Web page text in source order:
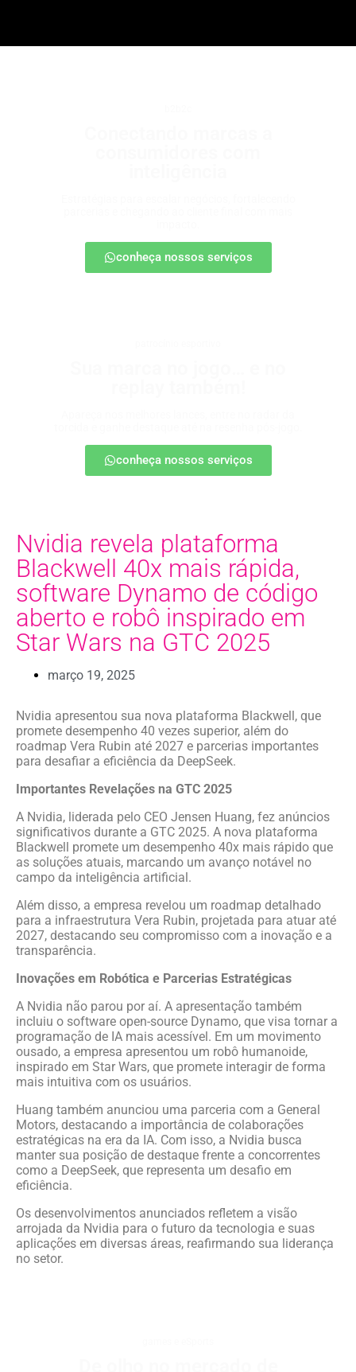
conheça nossos serviços
conheça nossos serviços
Nvidia revela plataforma
Blackwell 40x mais rápida,
software Dynamo de código
aberto e robô inspirado em
Star Wars na GTC 2025
março 19, 2025
Nvidia apresentou sua nova plataforma Blackwell, que
promete desempenho 40 vezes superior, além do
roadmap Vera Rubin até 2027 e parcerias importantes
para desafiar a eficiência da DeepSeek.
Importantes Revelações na GTC 2025
A Nvidia, liderada pelo CEO Jensen Huang, fez anúncios
significativos durante a GTC 2025. A nova plataforma
Blackwell promete um desempenho 40x mais rápido que
as soluções atuais, marcando um avanço notável no
campo da inteligência artificial.
Além disso, a empresa revelou um roadmap detalhado
para a infraestrutura Vera Rubin, projetada para atuar até
2027, destacando seu compromisso com a inovação e a
transparência.
Inovações em Robótica e Parcerias Estratégicas
A Nvidia não parou por aí. A apresentação também
incluiu o software open-source Dynamo, que visa tornar a
programação de IA mais acessível. Em um movimento
ousado, a empresa apresentou um robô humanoide,
inspirado em Star Wars, que promete interagir de forma
mais intuitiva com os usuários.
Huang também anunciou uma parceria com a General
Motors, destacando a importância de colaborações
estratégicas na era da IA. Com isso, a Nvidia busca
manter sua posição de destaque frente a concorrentes
como a DeepSeek, que representa um desafio em
eficiência.
Os desenvolvimentos anunciados refletem a visão
arrojada da Nvidia para o futuro da tecnologia e suas
aplicações em diversas áreas, reafirmando sua liderança
no setor.